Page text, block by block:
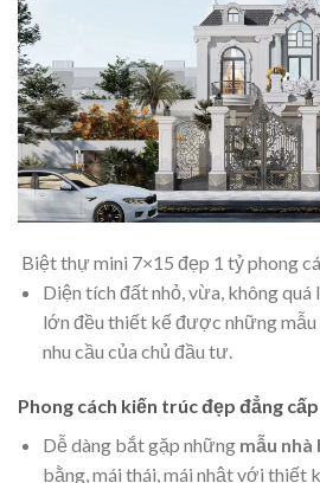
Biệt thự mini 7×15 đẹp 1 tỷ phong
Diện tích đất nhỏ, vừa, không
lớn đều thiết kế được những mẫu
nhu cầu của chủ đầu tư.
Phong cách kiến trúc đẹp đẳng cấp
Dễ dàng bắt gặp những mẫu
bằng, mái thái, mái nhật với thiết